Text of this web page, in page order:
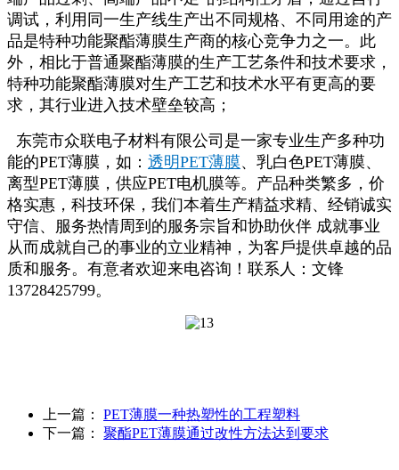
调试，利用同一生产线生产出不同规格、不同用途的产
品是特种功能聚酯薄膜生产商的核心竞争力之一。此
外，相比于普通聚酯薄膜的生产工艺条件和技术要求，
特种功能聚酯薄膜对生产工艺和技术水平有更高的要
求，其行业进入技术壁垒较高；
东莞市众联电子材料有限公司是一家专业生产多种功
能的PET薄膜，如： 透明PET薄膜、乳白色PET薄膜、
离型PET薄膜，供应PET电机膜等。产品种类繁多，价
格实惠，科技环保，我们本着生产精益求精、经销诚实
守信、服务热情周到的服务宗旨和协助伙伴 成就事业
从而成就自己的事业的立业精神，为客戶提供卓越的品
质和服务。有意者欢迎来电咨询！联系人：文锋
13728425799。
上一篇： PET薄膜一种热塑性的工程塑料
下一篇： 聚酯PET薄膜通过改性方法达到要求